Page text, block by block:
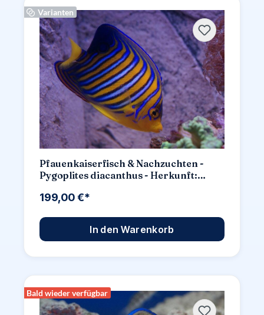
Varianten
Pfauenkaiserfisch & Nachzuchten -
Pygoplites diacanthus - Herkunft:
199,00 €*
In den Warenkorb
Bald wieder verfügbar